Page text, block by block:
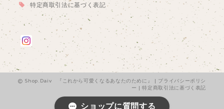
特定商取引法に基づく表記
Shop.Daiv 『これから可愛くなるあなたのために』 | プライバシーポリシ
ー |特定商取引法に基づく表記
ショップに質問する